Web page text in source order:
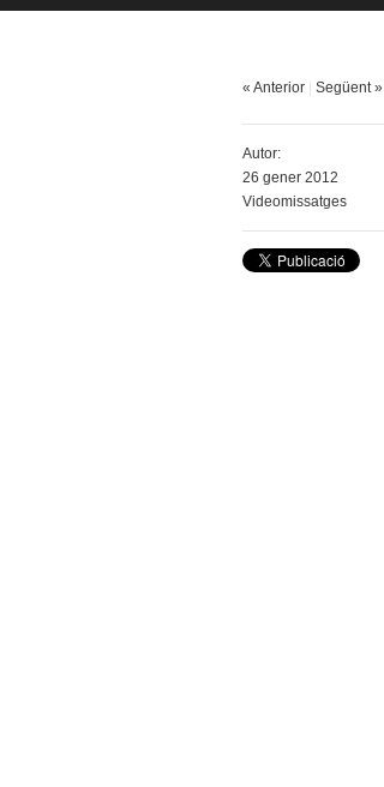
« Anterior Següent »
Autor:
26 gener 2012
Videomissatges